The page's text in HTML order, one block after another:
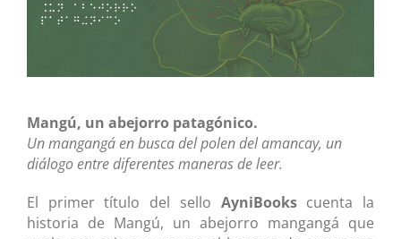
Mangú, un abejorro patagónico.
Un mangangá en busca del polen del amancay, un
diálogo entre diferentes maneras de leer.
El primer título del sello AyniBookscuenta la
historia de Mangú, un abejorro mangangá que